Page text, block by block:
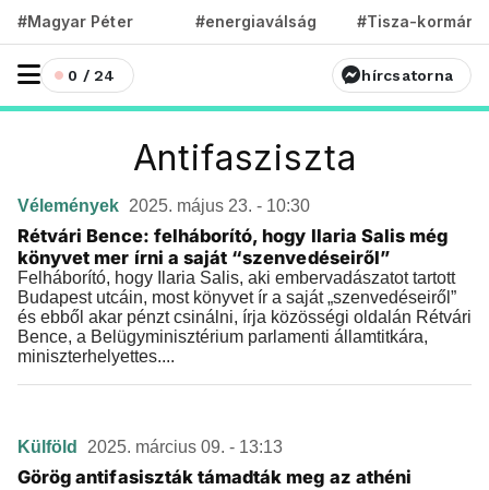
#Magyar Péter #energiaválság #Tisza-kormány
0 / 24 hírcsatorna
Antifasziszta
Vélemények 2025. május 23. - 10:30
Rétvári Bence: felháborító, hogy Ilaria Salis még
könyvet mer írni a saját “szenvedéseiről”
Felháborító, hogy Ilaria Salis, aki embervadászatot tartott
Budapest utcáin, most könyvet ír a saját „szenvedéseiről”
és ebből akar pénzt csinálni, írja közösségi oldalán Rétvári
Bence, a Belügyminisztérium parlamenti államtitkára,
miniszterhelyettes....
Külföld 2025. március 09. - 13:13
Görög antifasiszták támadták meg az athéni